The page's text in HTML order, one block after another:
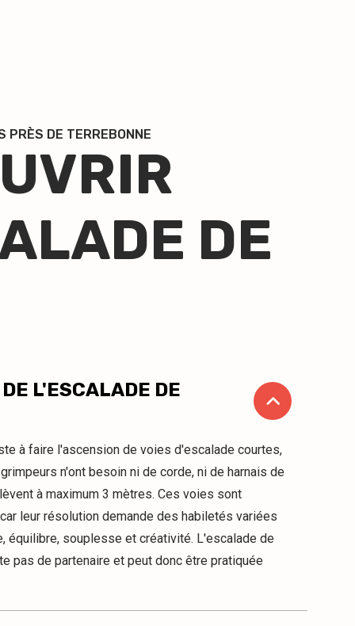
PRÈS DE TERREBONNE
DE
L'ESCALADE DE
à faire l'ascension de voies d'escalade courtes,
n'ont besoin ni de corde, ni de harnais de
à maximum 3 mètres. Ces voies sont
leur résolution demande des habiletés variées
équilibre, souplesse et créativité. L'escalade de
pas de partenaire et peut donc être pratiquée